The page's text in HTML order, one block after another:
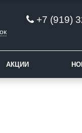
+7 (919)
АКЦИИ